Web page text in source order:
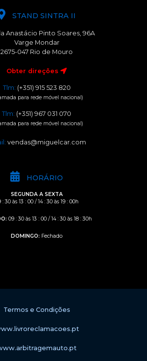
STAND SINTRA II
Anastácio Pinto Soares, 96A
Varge Mondar
2675-047 Rio de Mouro
Obter direções
Tlm: (+351) 915 523 820
para rede móvel nacional)
Tlm: (+351) 967 031 070
para rede móvel nacional)
vendas@miguelcar.com
HORÁRIO
SEGUNDA A SEXTA
: 30 às 13 : 00 / 14 : 30 às 19 : 00h
09 : 30 às 13 : 00 / 14 : 30 às 18 : 30h
DOMINGO: Fechado
Termos e Condições